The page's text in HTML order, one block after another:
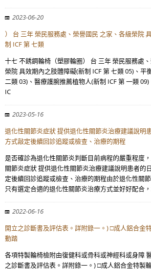
2023-06-20
） 台 三年 榮民服務處、榮譽國民 之家、各級榮院
制 ICF 第 七類
十七 不銹鋼輪椅（塑膠輪圈） 台 三年 榮民服務處
榮院 具效期內之肢體障礙(新制 ICF 第 七類 05)、平
二類 03)、醫療護腕推薦植物人(新制 ICF 第 一類
IC
2023-05-16
退化性關節炎症狀 提供退化性關節炎治療建議說明
方式敲定後續回診追蹤或檢查、治療的期程
是否確診為退化性關節炎判斷目前病程的嚴重程度
關節炎症狀 提供退化性關節炎治療建議說明患者的
定後續回診追蹤或檢查、治療的期程由於退化性關
只有選定合適的退化性關節炎治療方式並好好配合
2022-06-16
開立之診斷書及評估表。詳附錄一。) □成人鋁合金
動踏
各項特製輪椅檢附由復健科或骨科或神經科或身障
之診斷書及評估表。詳附錄一。) □成人鋁合金特製